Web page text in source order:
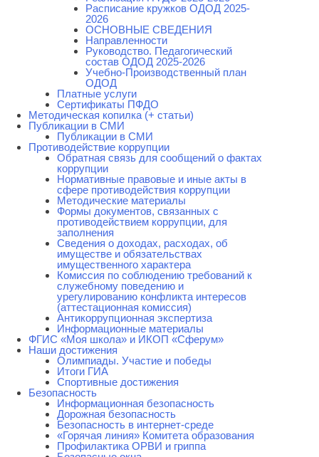
Расписание кружков ОДОД 2025-
2026
ОСНОВНЫЕ СВЕДЕНИЯ
Направленности
Руководство. Педагогический
состав ОДОД 2025-2026
Учебно-Производственный план
ОДОД
Платные услуги
Сертификаты ПФДО
Методическая копилка (+ статьи)
Публикации в СМИ
Публикации в СМИ
Противодействие коррупции
Обратная связь для сообщений о фактах
коррупции
Нормативные правовые и иные акты в
сфере противодействия коррупции
Методические материалы
Формы документов, связанных с
противодействием коррупции, для
заполнения
Сведения о доходах, расходах, об
имуществе и обязательствах
имущественного характера
Комиссия по соблюдению требований к
служебному поведению и
урегулированию конфликта интересов
(аттестационная комиссия)
Антикоррупционная экспертиза
Информационные материалы
ФГИС «Моя школа» и ИКОП «Сферум»
Наши достижения
Олимпиады. Участие и победы
Итоги ГИА
Спортивные достижения
Безопасность
Информационная безопасность
Дорожная безопасность
Безопасность в интернет-среде
«Горячая линия» Комитета образования
Профилактика ОРВИ и гриппа